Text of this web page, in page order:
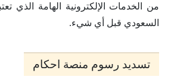
من الخدمات الإلكترونية الهامة الذي
السعودي قبل أي شيء.
تسديد رسوم منصة احكام